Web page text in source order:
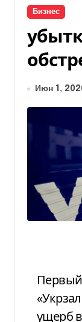
Бизнес
Июн 1,
Первый квартал 2026 года принес
ущерб